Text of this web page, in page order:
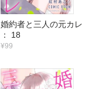
婚約者と三人の元カレ
： 18
¥99